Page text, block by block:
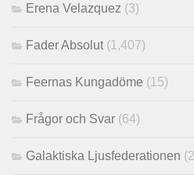
Erena Velazquez (3)
Fader Absolut (1,407)
Feernas Kungadöme (15)
Frågor och Svar (64)
Galaktiska Ljusfederationen